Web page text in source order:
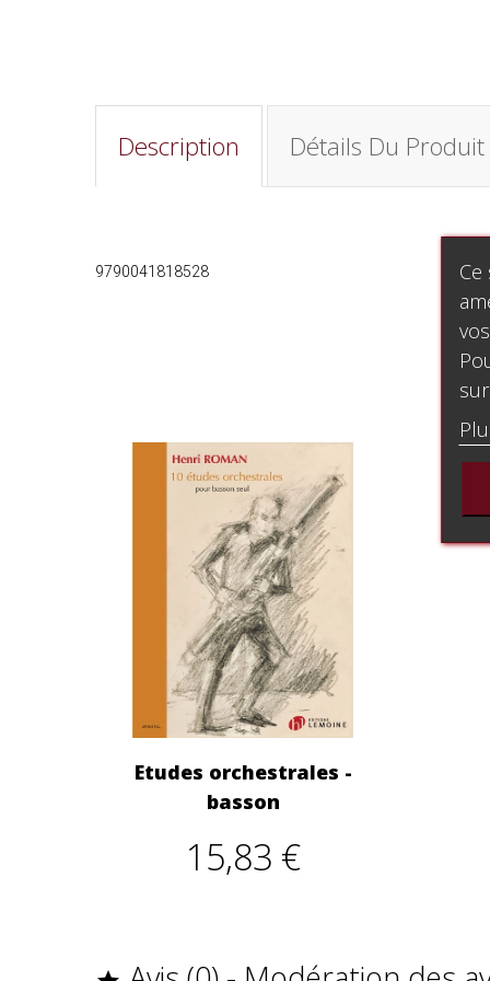
Description Détails Du Produit
9790041818528
Etudes orchestrales -
basson
15,83 €